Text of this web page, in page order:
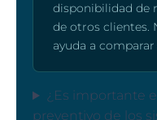
disponibilidad de
de otros clientes.
ayuda a
¿Es importante
preventivo de los